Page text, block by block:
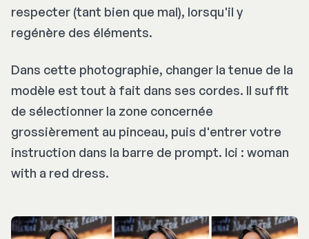
respecter (tant bien que mal), lorsqu'il y
regénère des éléments.
Dans cette photographie, changer la tenue de la
modèle est tout à fait dans ses cordes. Il suffit
de sélectionner la zone concernée
grossièrement au pinceau, puis d'entrer votre
instruction dans la barre de prompt. Ici : woman
with a red dress.